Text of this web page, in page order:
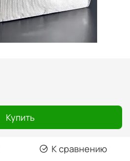
Купить
К сравнению